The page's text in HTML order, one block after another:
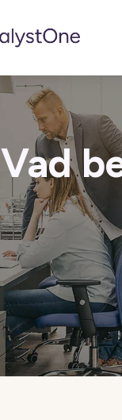
Vad